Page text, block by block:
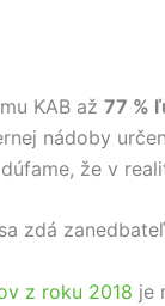
KAB až 77 %
nádoby
že v
zdá
z roku 2018 je